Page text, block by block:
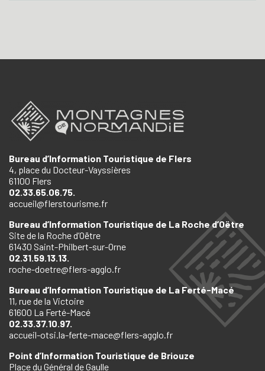
Bureau d’Information Touristique de Flers
4, place du Docteur-Vayssières
61100 Flers
02.33.65.06.75.
accueil@flerstourisme.fr
Bureau d’Information Touristique de La Roche d’Oëtre
Site de la Roche d’Oëtre
61430 Saint-Philbert-sur-Orne
02.31.59.13.13.
roche-doetre@flers-agglo.fr
Bureau d’Information Touristique de La Ferté-Macé
11, rue de la Victoire
61600 La Ferté-Macé
02.33.37.10.97.
accueil-otsi.la-ferte-mace@flers-agglo.fr
Point d’Information Touristique de Briouze
Place du Général de Gaulle